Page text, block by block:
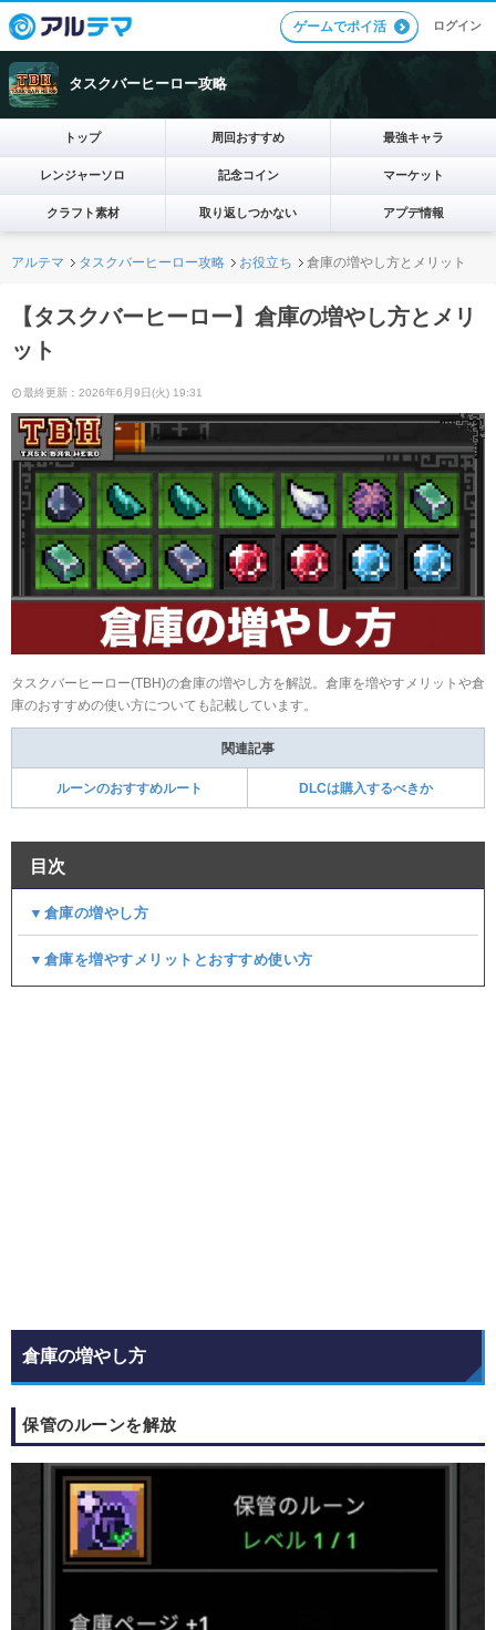
ゲームでポイ活 ログイン
タスクバーヒーロー攻略
トップ 周回おすすめ 最強キャラ
レンジャーソロ 記念コイン マーケット
クラフト素材 取り返しつかない アプデ情報
アルテマ タスクバーヒーロー攻略 お役立ち 倉庫の増やし方とメリット
【タスクバーヒーロー】倉庫の増やし方とメリ
ット
最終更新：2026年6月9日(火) 19:31
タスクバーヒーロー(TBH)の倉庫の増やし方を解説。倉庫を増やすメリットや倉
庫のおすすめの使い方についても記載しています。
関連記事
ルーンのおすすめルート DLCは購入するべきか
目次
▼倉庫の増やし方
▼倉庫を増やすメリットとおすすめ使い方
倉庫の増やし方
保管のルーンを解放